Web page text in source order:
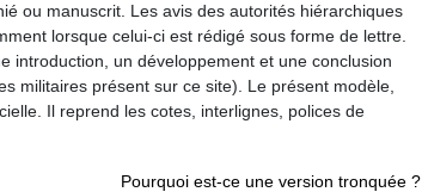
ou manuscrit. Les avis des autorités hiérarchiques
lorsque celui-ci est rédigé sous forme de lettre.
introduction, un développement et une conclusion
militaires présent sur ce site). Le présent modèle,
Il reprend les cotes, interlignes, polices de
Pourquoi est-ce une version tronquée ?